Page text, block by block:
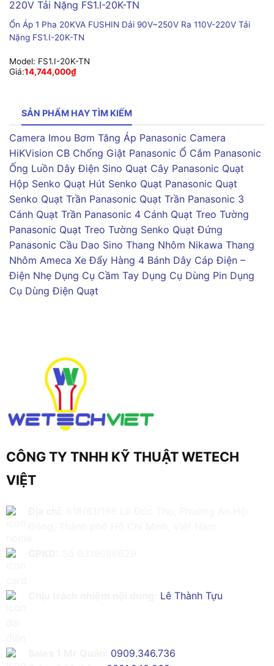
Ổn Áp 1 Pha 20KVA FUSHIN Dải 90V~250V Ra 110V-220V Tải
Nặng FS1.I-20K-TN
Model: FS1.I-20K-TN
Giá:14,744,000₫
SẢN PHẨM HAY TÌM KIẾM
Camera Imou Bơm Tăng Áp Panasonic Camera
HiKVision CB Chống Giật Panasonic Ổ Cắm Panasonic
Ống Luồn Dây Điện Sino Quạt Cây Panasonic Quạt
Hộp Senko Quạt Hút Senko Quạt Panasonic Quạt
Senko Quạt Trần Panasonic Quạt Trần Panasonic 3
Cánh Quạt Trần Panasonic 4 Cánh Quạt Treo Tường
Panasonic Quạt Treo Tường Senko Quạt Đứng
Panasonic Cầu Dao Sino Thang Nhôm Nikawa Thang
Nhôm Ameca Xe Đẩy Hàng 4 Bánh Dây Cáp Điện –
Điện Nhẹ Dụng Cụ Cầm Tay Dụng Cụ Dùng Pin Dụng
Cụ Dùng Điện Quạt
CÔNG TY TNHH KỸ THUẬT WETECH
VIỆT
Lê Thành Tựu
0909.346.736